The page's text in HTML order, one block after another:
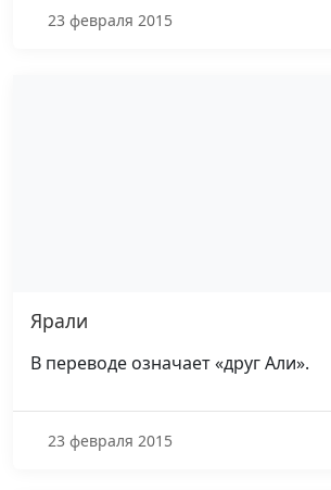
23 февраля 2015
Ярали
В переводе означает «друг Али».
23 февраля 2015